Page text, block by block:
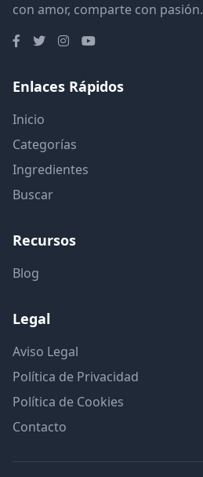
con amor, comparte con pasión.
Enlaces Rápidos
Inicio
Categorías
Ingredientes
Buscar
Recursos
Blog
Legal
Aviso Legal
Política de Privacidad
Política de Cookies
Contacto